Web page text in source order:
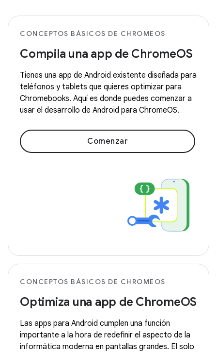
CONCEPTOS BÁSICOS DE CHROMEOS
Compila una app de ChromeOS
Tienes una app de Android existente diseñada para
teléfonos y tablets que quieres optimizar para
Chromebooks. Aquí es donde puedes comenzar a
usar el desarrollo de Android para ChromeOS.
Comenzar
CONCEPTOS BÁSICOS DE CHROMEOS
Optimiza una app de ChromeOS
Las apps para Android cumplen una función
importante a la hora de redefinir el aspecto de la
informática moderna en pantallas grandes. El solo